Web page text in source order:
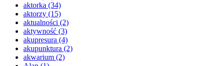
aktorka (34)
aktorzy (15)
aktualności (2)
aktywność (3)
akupresura (4)
akupunktura (2)
akwarium (2)